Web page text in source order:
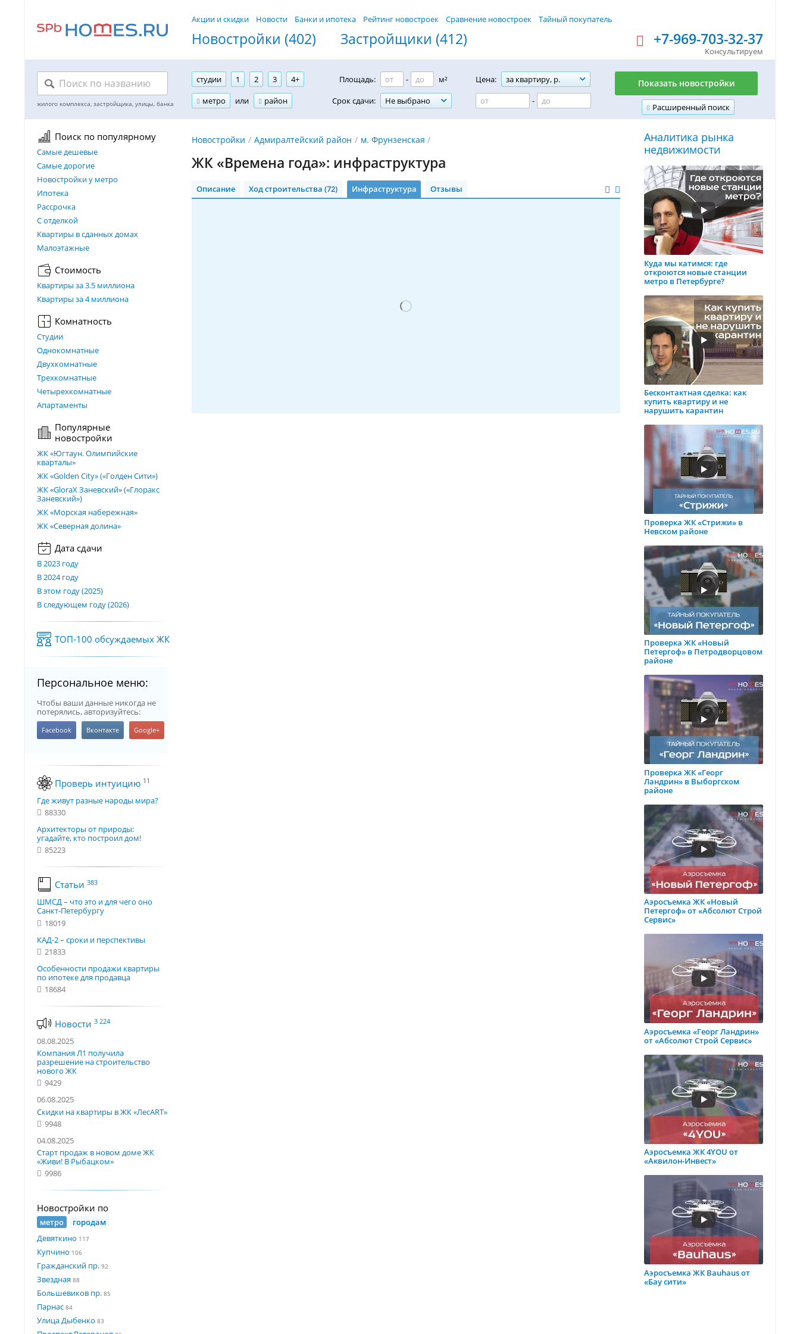
Акции и скидки Новости Банки и ипотека Рейтинг новостроек Сравнение новостроек Тайный покупатель
Новостройки (402) Застройщики (412) +7-969-703-32-37
Консультируем
студии 1 2 3
4+
метро
или район
Площадь: -
м²
Срок сдачи:
Не выбрано
Цена:
за квартиру, р.
-
Расширенный поиск
Показать новостройки
Поиск по популярному
Самые дешевые
Самые дорогие
Новостройки у метро
Ипотека
Рассрочка
С отделкой
Квартиры в сданных домах
Малоэтажные
Стоимость
Квартиры за 3.5 миллиона
Квартиры за 4 миллиона
Комнатность
Студии
Однокомнатные
Двухкомнатные
Трехкомнатные
Четырехкомнатные
Апартаменты
Популярные
новостройки
ЖК «Югтаун. Олимпийские
кварталы»
ЖК «Golden City» («Голден Сити»)
ЖК «GloraX Заневский»​ («Глоракс
Заневский»)
ЖК «Морская набережная»
ЖК «Северная долина»
Дата сдачи
В 2023 году
В 2024 году
В этом году (2025)
В следующем году (2026)
ТОП-100 обсуждаемых ЖК
Персональное меню:
Чтобы ваши данные никогда не
потерялись, авторизуйтесь:
Проверь интуицию 11
Где живут разные народы мира?
88330
Архитекторы от природы:
угадайте, кто построил дом!
85223
Статьи 383
ШМСД – что это и для чего оно
Санкт-Петербургу
18019
КАД-2 – сроки и перспективы
21833
Особенности продажи квартиры
по ипотеке для продавца
18684
Новости 3 224
08.08.2025
Компания Л1 получила
разрешение на строительство
нового ЖК
9429
06.08.2025
Скидки на квартиры в ЖК «ЛесART»
9948
04.08.2025
Старт продаж в новом доме ЖК
«Живи! В Рыбацком»
9986
Новостройки по
метро
городам
Девяткино 117
Купчино 106
Гражданский пр. 92
Звездная 88
Большевиков пр. 85
Парнас 84
Улица Дыбенко 83
Новостройки Адмиралтейский район м. Фрунзенская
ЖК «Времена года»: инфраструктура
Описание Ход строительства (72) Инфраструктура Отзывы
Аналитика рынка
недвижимости
Куда мы катимся: где
откроются новые станции
метро в Петербурге?
Бесконтактная сделка: как
купить квартиру и не
нарушить карантин
Проверка ЖК «Стрижи» в
Невском районе
Проверка ЖК «Новый
Петергоф» в Петродворцовом
районе
Проверка ЖК «Георг
Ландрин» в Выборгском
районе
Аэросъемка ЖК «Новый
Петергоф» от «Абсолют Строй
Сервис»
Аэросъемка «Георг Ландрин»
от «Абсолют Строй Сервис»
Аэросъемка ЖК 4YOU от
«Аквилон-Инвест»
Аэросъемка ЖК Bauhaus от
«Бау сити»